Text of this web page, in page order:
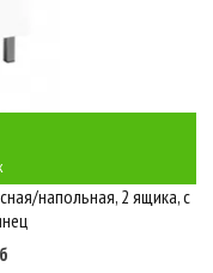
напольная, 2 ящика, с